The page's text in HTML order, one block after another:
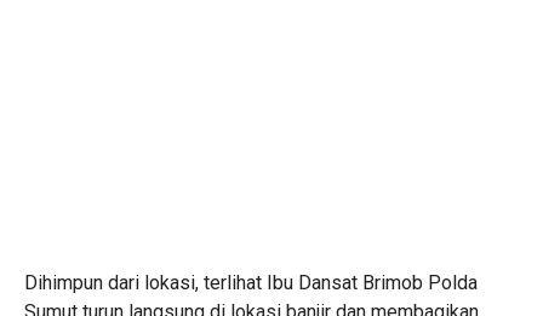
Dihimpun dari lokasi, terlihat Ibu Dansat Brimob Polda